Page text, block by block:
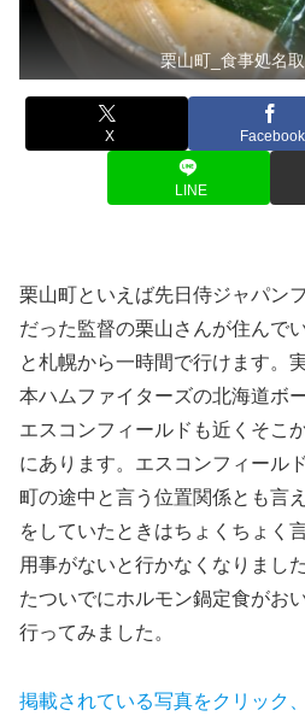
栗山町_食事処名
X Facebook
LINE
栗山町といえば先日侍ジャパン
だった監督の栗山さんが住んで
と札幌から一時間で行けます。
本ハムファイターズの北海道ボ
エスコンフィールドも近くそこ
にあります。エスコンフィール
町の途中と言う位置関係とも言
をしていたときはちょくちょく
用事がないと行かなくなりまし
たついでにホルモン鍋定食がお
行ってみました。
掲載されている写真をクリック